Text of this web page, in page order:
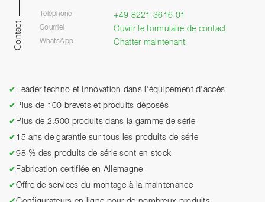
Contact
Téléphone +49 8221 3616 01
Courriel Ouvrir le formulaire de contact
WhatsApp Chatter maintenant
✔ Leader techno et innovation dans l'équipement d'accès
✔ Plus de 100 brevets et produits déposés
✔ Plus de 2.500 produits dans la gamme de série
✔ 15 ans de garantie sur tous les produits de série
✔98 % des produits de série sont en stock
✔ Fabrication certifiée en Allemagne
✔Offre de services du montage à la maintenance